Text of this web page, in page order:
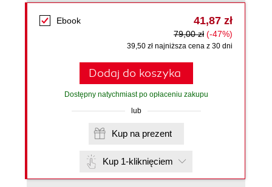
Ebook 41,87 zł
79,00 zł (-47%)
39,50 zł najniższa cena z 30 dni
Dodaj do koszyka
Dostępny natychmiast po opłaceniu zakupu
lub
Kup na prezent
Kup 1-kliknięciem